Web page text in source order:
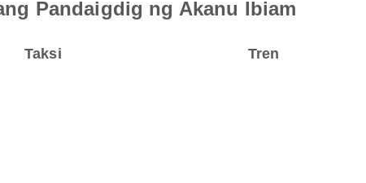
Pandaigdig ng Akanu Ibiam
Taksi Tren